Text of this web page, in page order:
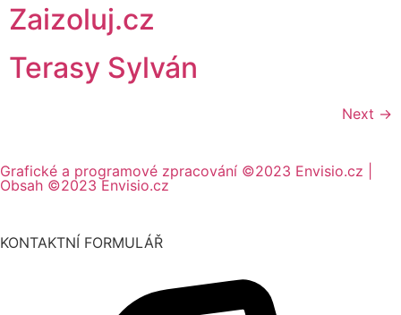
Zaizoluj.cz
Terasy Sylván
Next →
Grafické a programové zpracování ©2023 Envisio.cz |
Obsah ©2023 Envisio.cz
KONTAKTNÍ FORMULÁŘ